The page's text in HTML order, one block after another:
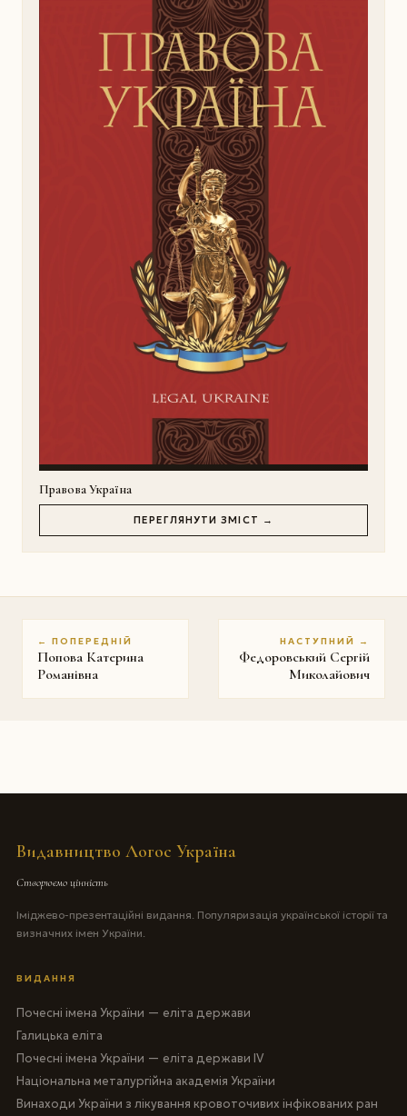
Правова Україна
ПЕРЕГЛЯНУТИ ЗМІСТ →
← ПОПЕРЕДНІЙ
Попова Катерина
Романівна
НАСТУПНИЙ →
Федоровський Сергій
Миколайович
Видавництво Логос Україна
Створюємо цінність
Іміджево-презентаційні видання. Популяризація української історії та
визначних імен України.
ВИДАННЯ
Почесні імена України — еліта держави
Галицька еліта
Почесні імена України — еліта держави IV
Національна металургійна академія України
Винаходи України з лікування кровоточивих інфікованих ран